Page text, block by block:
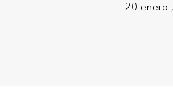
20 enero